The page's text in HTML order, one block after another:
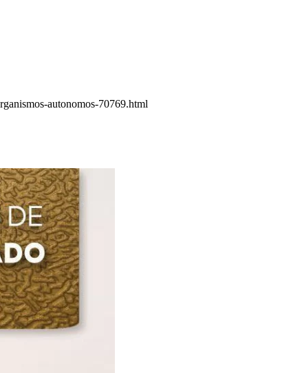
autonomos-70769.html